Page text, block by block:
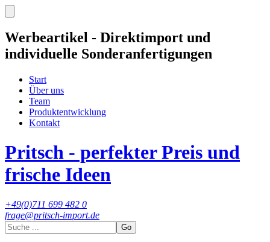
Werbeartikel - Direktimport und
individuelle Sonderanfertigungen
Start
Über uns
Team
Produktentwicklung
Kontakt
Pritsch - perfekter Preis und
frische Ideen
+49(0)711 699 482 0
frage@pritsch-import.de
Go